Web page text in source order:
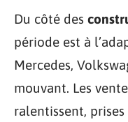
Du côté des
période est à
Mercedes,
mouvant. Les
ralentissent,